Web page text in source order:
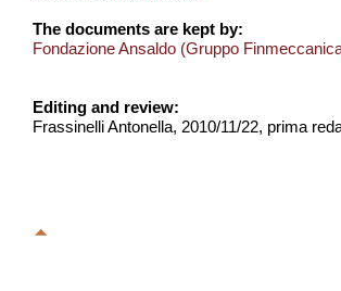
The documents are kept by:
Fondazione Ansaldo (Gruppo
Editing and review:
Frassinelli Antonella, 2010/11/22, prima